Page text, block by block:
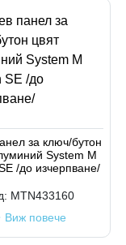
за ключ/бутон
System M
/до изчерпване/
MTN433160
Виж повече